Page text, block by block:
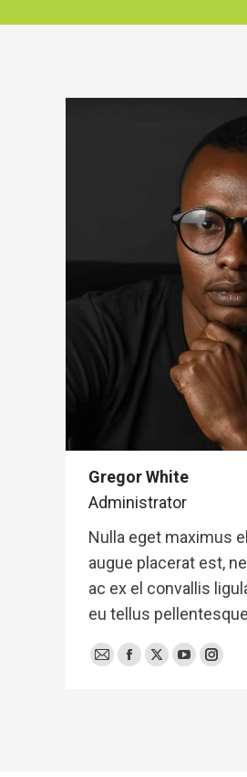
Gregor White
Administrator
Nulla eget maximus
augue placerat est,
ac ex el convallis
eu tellus
E-
Facebook
X YouTube